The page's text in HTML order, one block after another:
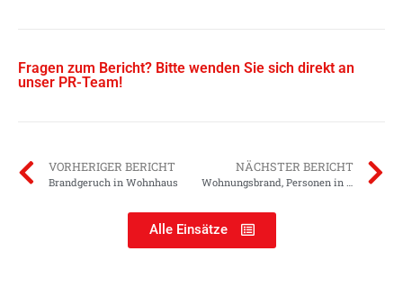
Fragen zum Bericht? Bitte wenden Sie sich direkt an
unser PR-Team!
VORHERIGER BERICHT
Brandgeruch in Wohnhaus
NÄCHSTER BERICHT
Alle Einsätze